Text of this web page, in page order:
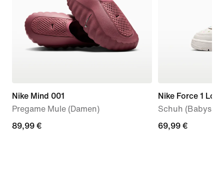
Nike Mind 001
Pregame Mule (Damen)
89,99 €
89,99 €
Nike Force 1 Low
Schuh (Babys,
69,99 €
69,99 €